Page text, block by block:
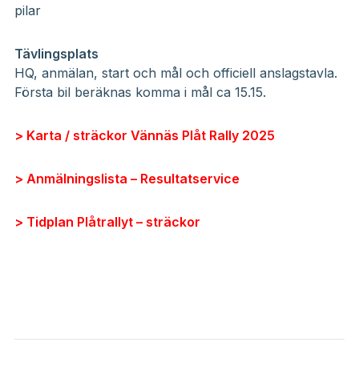
pilar
Tävlingsplats
HQ, anmälan, start och mål och officiell anslagstavla.
Första bil beräknas komma i mål ca 15.15.
> Karta / sträckor Vännäs Plåt Rally 2025
> Anmälningslista – Resultatservice
> Tidplan Plåtrallyt – sträckor